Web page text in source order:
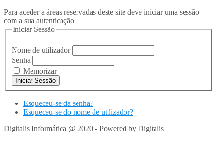
Para aceder a áreas reservadas deste site deve iniciar uma sessão
com a sua autenticação
Iniciar Sessão
Nome de utilizador
Senha
Memorizar
Esqueceu-se da senha?
Esqueceu-se do nome de utilizador?
Digitalis Informática @ 2020 - Powered by Digitalis